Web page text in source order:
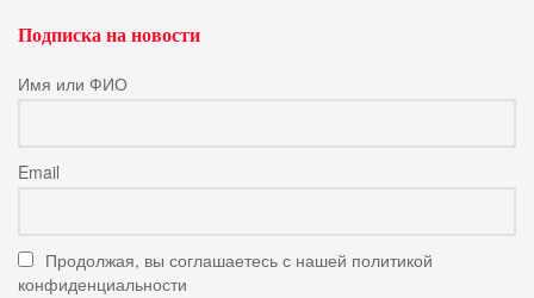
Подписка на новости
Имя или ФИО
Email
Продолжая, вы соглашаетесь с нашей политикой
конфиденциальности